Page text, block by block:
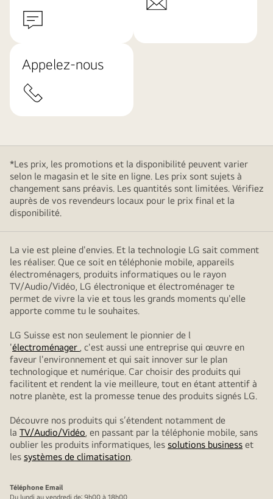
Appelez-nous
*Les prix, les promotions et la disponibilité peuvent varier
selon le magasin et le site en ligne. Les prix sont sujets à
changement sans préavis. Les quantités sont limitées. Vérifiez
auprès de vos revendeurs locaux pour le prix final et la
disponibilité.
La vie est pleine d'envies. Et la technologie LG sait comment
les réaliser. Que ce soit en téléphonie mobile, appareils
électroménagers, produits informatiques ou le rayon
TV/Audio/Vidéo, LG électronique et électroménager te
permet de vivre la vie et tous les grands moments qu'elle
apporte comme tu le souhaites.
LG Suisse est non seulement le pionnier de l
'électroménager , c'est aussi une entreprise qui œuvre en
faveur l'environnement et qui sait innover sur le plan
technologique et numérique. Car choisir des produits qui
facilitent et rendent la vie meilleure, tout en étant attentif à
notre planète, est la promesse tenue des produits signés LG.
Découvre nos produits qui s’étendent notamment de
la TV/Audio/Vidéo, en passant par la téléphonie mobile, sans
oublier les produits informatiques, les solutions business et
les systèmes de climatisation.
Téléphone Email
Du lundi au vendredi de: 9h00 à 18h00